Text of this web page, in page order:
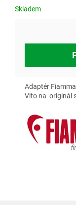
Skladem
Adaptér
Vito na originál